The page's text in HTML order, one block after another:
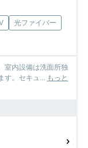
光ファイバー
室内設備は洗面所独
す。セキュ...
もっと